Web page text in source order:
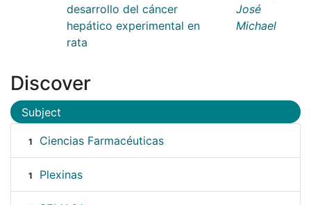
desarrollo del cáncer
hepático experimental en
rata
José
Michael
Discover
Subject
1 Ciencias Farmacéuticas
1 Plexinas